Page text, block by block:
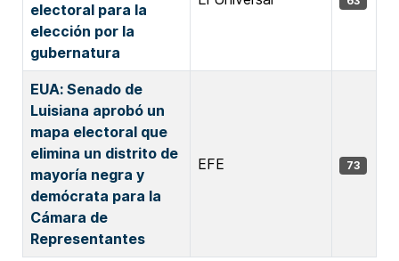
electoral para la
elección por la
gubernatura
EUA: Senado de
Luisiana aprobó un
mapa electoral que
elimina un distrito de
mayoría negra y
demócrata para la
Cámara de
Representantes
EFE 73